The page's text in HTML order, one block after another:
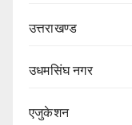
उत्तराखण्ड
उधमसिंघ नगर
एजुकेशन